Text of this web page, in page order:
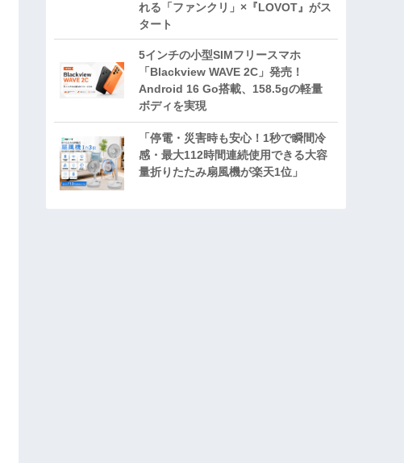
れる「ファンクリ」×『LOVOT』がス
タート
5インチの小型SIMフリースマホ
「Blackview WAVE 2C」発売！
Android 16 Go搭載、158.5gの軽量
ボディを実現
「停電・災害時も安心！1秒で瞬間冷
感・最大112時間連続使用できる大容
量折りたたみ扇風機が楽天1位」